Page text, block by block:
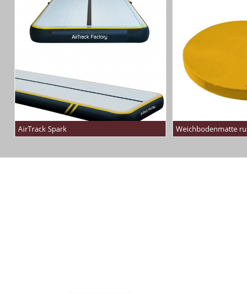
AirTrack Spark Weichbodenmatte